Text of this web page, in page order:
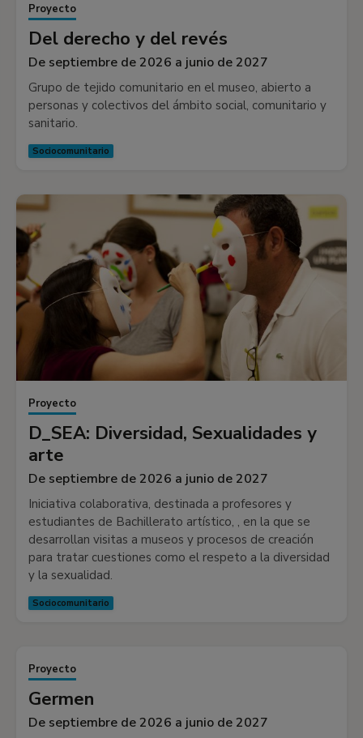
Proyecto
Del derecho y del revés
De septiembre de 2026 a junio de 2027
Grupo de tejido comunitario en el museo, abierto a
personas y colectivos del ámbito social, comunitario y
sanitario.
Sociocomunitario
Proyecto
D_SEA: Diversidad, Sexualidades y
arte
De septiembre de 2026 a junio de 2027
Iniciativa colaborativa, destinada a profesores y
estudiantes de Bachillerato artístico, , en la que se
desarrollan visitas a museos y procesos de creación
para tratar cuestiones como el respeto a la diversidad
y la sexualidad.
Sociocomunitario
Proyecto
Germen
De septiembre de 2026 a junio de 2027